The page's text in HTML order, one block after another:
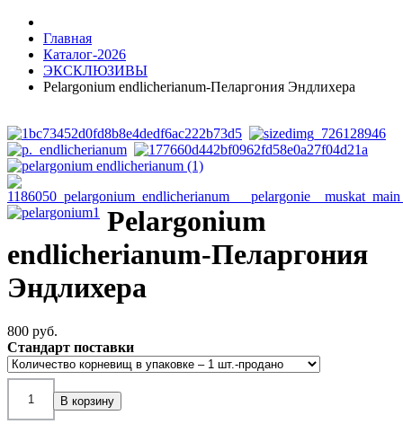
Главная
Каталог-2026
ЭКСКЛЮЗИВЫ
Pelargonium endlicherianum-Пеларгония Эндлихера
Pelargonium
endlicherianum-Пеларгония
Эндлихера
800 pуб.
Стандарт поставки